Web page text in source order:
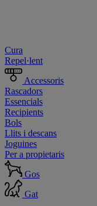
Cura
Repel·lent
Accessoris
Rascadors
Essencials
Recipients
Bols
Llits i descans
Joguines
Per a propietaris
Gos
Gat